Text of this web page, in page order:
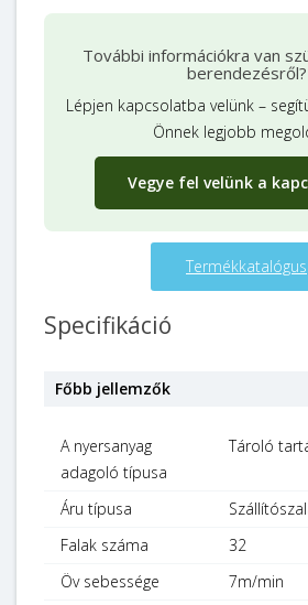
További információkra van
berendezésről?
Lépjen kapcsolatba velünk –
Önnek legjobb
Vegye fel velünk a
Termékkatalógus
Specifikáció
Főbb jellemzők
A nyersanyag
adagoló típusa
Tároló
Áru típusa
Falak száma
32
Öv sebessége
7m/min